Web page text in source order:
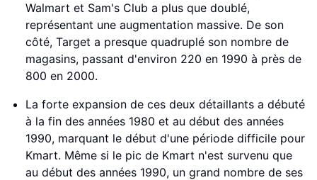
Walmart et Sam's Club a plus que doublé,
représentant une augmentation massive. De son
côté, Target a presque quadruplé son nombre de
magasins, passant d'environ 220 en 1990 à près de
800 en 2000.
La forte expansion de ces deux détaillants a débuté
à la fin des années 1980 et au début des années
1990, marquant le début d'une période difficile pour
Kmart. Même si le pic de Kmart n'est survenu que
au début des années 1990, un grand nombre de ses